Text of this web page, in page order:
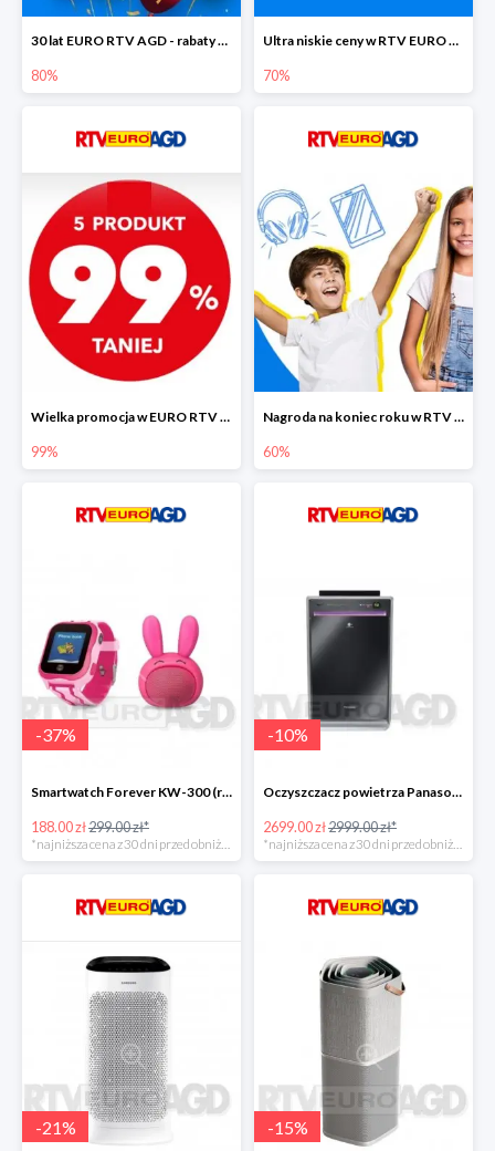
30 lat EURO RTV AGD - rabaty do -80%
80%
Ultra niskie ceny w RTV EURO AGD do -70%
70%
Wielka promocja w EURO RTV AGD do -99%
99%
Nagroda na koniec roku w RTV EURO AGD do -60%
60%
-37%
Smartwatch Forever KW-300 (różowy) + głośnik Rabbit ABS-100 -111zł
188.00 zł299.00 zł*
*najniższa cena z 30 dni przed obniżką
-10%
Oczyszczacz powietrza Panasonic FVXR90GK -300zł
2699.00 zł2999.00 zł*
*najniższa cena z 30 dni przed obniżką
-21% -15%